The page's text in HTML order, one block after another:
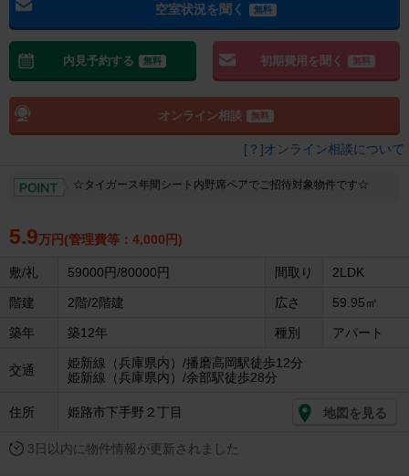
空室状況を聞く 無料
内見予約する 無料 初期費用を聞く 無料
オンライン相談 無料
[？]オンライン相談について
☆タイガース年間シート内野席ペアでご招待対象物件です☆
5.9万円(管理費等：4,000円)
敷/礼 59000円/80000円 間取り 2LDK
階建 2階/2階建 広さ 59.95㎡
築年 築12年 種別 アパート
交通
姫新線（兵庫県内）/播磨高岡駅徒歩12分
姫新線（兵庫県内）/余部駅徒歩28分
住所 姫路市下手野２丁目 地図を見る
3日以内に物件情報が更新されました